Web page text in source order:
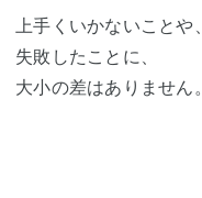
上手くいかないことや、
失敗したことに、
大小の差はありません。